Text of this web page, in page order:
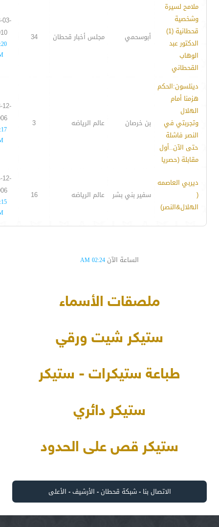
ملامح لسيرة
وشخصية
قحطانية (1)
الدكتور عبد
الوهاب
القحطاني
أبوسحمي مجلس أخبار قحطان 34
03-
دينلسون:الحكم
هزمنا أمام
الهلال
وتجربتي في
النصر فاشلة
حتى الآن..أول
مقابلة (حصريا
بن خرصان عالم الرياضه 3
12-
ديربي العاصمه
(
الهلال&النصر)
سفير بني بشر عالم الرياضه 16
12-
الساعة الآن 02:24 AM
ملصقات الأسماء
ستيكر شيت ورقي
طباعة ستيكرات - ستيكر
ستيكر دائري
ستيكر قص على الحدود
الاتصال بنا -شبكة قحطان- الأرشيف- الأعلى